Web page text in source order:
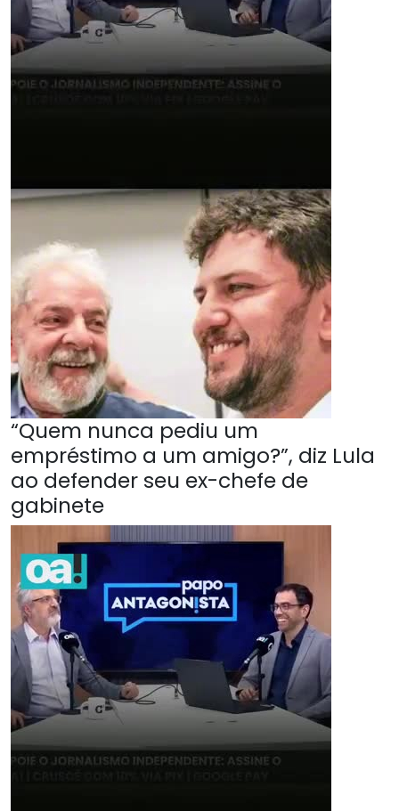
“Quem nunca pediu um
empréstimo a um amigo?”, diz Lula
ao defender seu ex-chefe de
gabinete